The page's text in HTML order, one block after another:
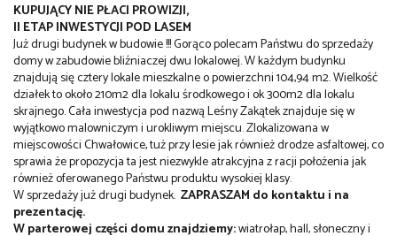
KUPUJĄCY NIE PŁACI PROWIZJI,
II ETAP INWESTYCJI POD LASEM
Już drugi budynek w budowie !!! Gorąco polecam Państwu do sprzedaży
domy w zabudowie bliźniaczej dwu lokalowej. W każdym budynku
znajdują się cztery lokale mieszkalne o powierzchni 104,94 m2. Wielkość
działek to około 210m2 dla lokalu środkowego i ok 300m2 dla lokalu
skrajnego. Cała inwestycja pod nazwą Leśny Zakątek znajduje się w
wyjątkowo malowniczym i urokliwym miejscu. Zlokalizowana w
miejscowości Chwałowice, tuż przy lesie jak również drodze asfaltowej, co
sprawia że propozycja ta jest niezwykle atrakcyjna z racji położenia jak
również oferowanego Państwu produktu wysokiej klasy.
W sprzedaży już drugi budynek. ZAPRASZAM do kontaktu i na
prezentację.
W parterowej części domu znajdziemy:wiatrołap, hall, słoneczny i